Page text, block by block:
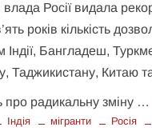
Росії видала
років кількість
Індії, Бангладеш,
Таджикистану, Китаю
про радикальну зміну …
Індія мігранти Росія